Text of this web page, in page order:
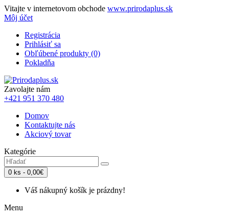
Vitajte v internetovom obchode www.prirodaplus.sk
Môj účet
Registrácia
Prihlásiť sa
Obľúbené produkty (0)
Pokladňa
Zavolajte nám
+421 951 370 480
Domov
Kontaktujte nás
Akciový tovar
Kategórie
0 ks - 0,00€
Váš nákupný košík je prázdny!
Menu